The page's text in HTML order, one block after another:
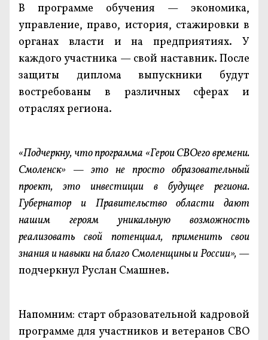
В программе обучения — экономика,
управление, право, история, стажировки в
органах власти и на предприятиях. У
каждого участника — свой наставник. После
защиты диплома выпускники будут
востребованы в различных сферах и
отраслях региона.
«Подчеркну, что программа «Герои СВОего времени.
Смоленск» — это не просто образовательный
проект, это инвестиции в будущее региона.
Губернатор и Правительство области дают
нашим героям уникальную возможность
реализовать свой потенциал, применить свои
знания и навыки на благо Смоленщины и России»,—
подчеркнул Руслан Смашнев.
Напомним: старт образовательной кадровой
программе для участников и ветеранов СВО